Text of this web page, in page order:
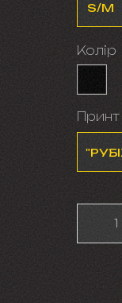
S/M
Колір
Принт